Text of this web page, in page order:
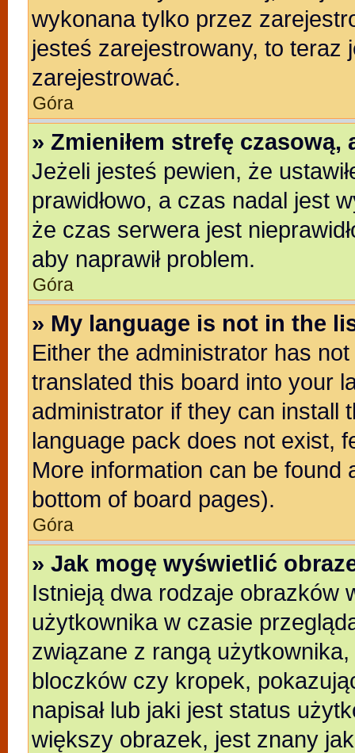
wykonana tylko przez
jesteś zarejestrowany, to teraz
zarejestrować.
Góra
» Zmieniłem strefę
Jeżeli jesteś pewien, że
prawidłowo, a czas nadal jest
że czas serwera jest
aby naprawił problem.
Góra
» My language is not in the
Either the administrator has
translated this board into your
administrator if they can install
language pack does not exist,
More information can be found
bottom of board pages).
Góra
» Jak mogę wyświetlić
Istnieją dwa rodzaje obrazków
użytkownika w czasie
związane z rangą
bloczków czy kropek,
napisał lub jaki jest status
większy obrazek, jest znany